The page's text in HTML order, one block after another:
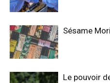
Sésame
Le pouvoir